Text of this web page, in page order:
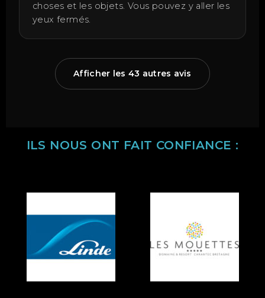
choses et les objets. Vous pouvez y aller les
yeux fermés.
Afficher les 43 autres avis
ILS NOUS ONT FAIT CONFIANCE :